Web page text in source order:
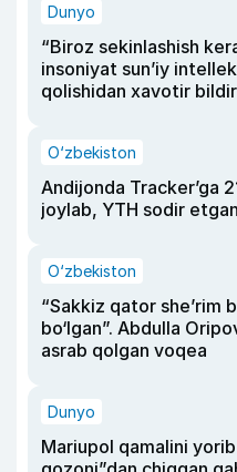
Dunyo
“Biroz sekinlashish
insoniyat sun’iy
qolishidan xavotir
O‘zbekiston
Andijonda Tracker’ga
joylab, YTH sodir
O‘zbekiston
“Sakkiz qator she’rim
bo‘lgan”. Abdulla
asrab qolgan voqea
Dunyo
Mariupol qamalini